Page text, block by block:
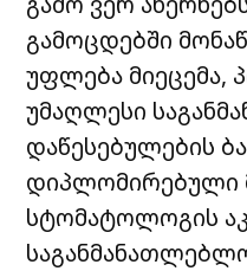
გამოცდებში
უფლება მიეცემა,
უმაღლესი
დაწესებულების
დიპლომირებული
სტომატოლოგის